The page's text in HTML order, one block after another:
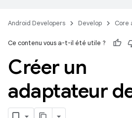
Android Developers Develop Core
Ce contenu vous a-t-il été utile ?
Créer un
adaptateur